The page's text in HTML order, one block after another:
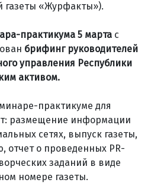
газеты «Журфакты»).
практикума 5 марта с
брифинг руководителей
управления Республики
активом.
практикуме для
размещение информации
сетях, выпуск газеты,
отчет о проведенных PR-
заданий в виде
номере газеты.